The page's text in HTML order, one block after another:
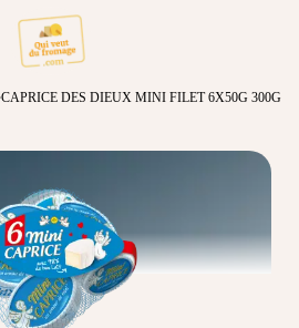
CAPRICE DES DIEUX MINI FILET 6X50G 300G